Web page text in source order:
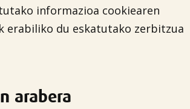
informazioa cookiearen
erabiliko du eskatutako zerbitzua
arabera